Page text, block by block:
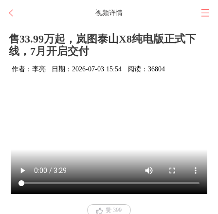
视频详情
售33.99万起，岚图泰山X8纯电版正式下
线，7月开启交付
作者：李亮 日期：2026-07-03 15:54 阅读：36804
赞 399